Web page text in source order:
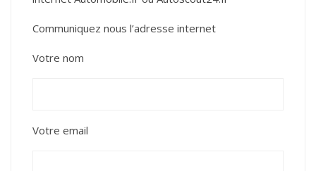
Communiquez nous l’adresse internet
Votre nom
Votre email